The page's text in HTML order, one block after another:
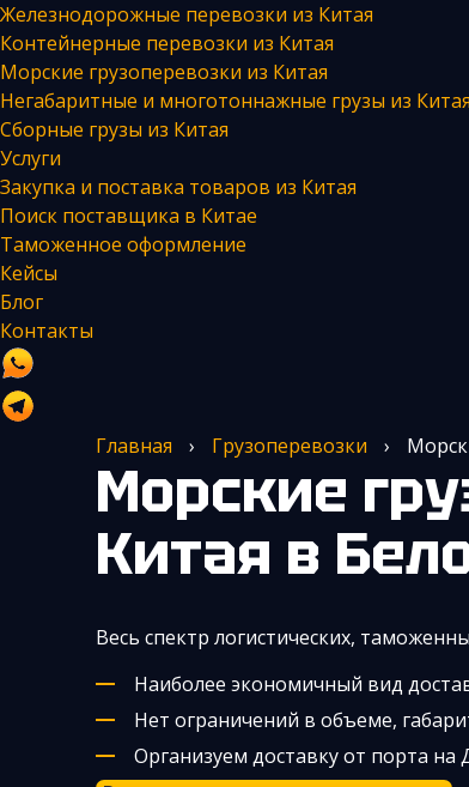
Железнодорожные перевозки из Китая
Контейнерные перевозки из Китая
Морские грузоперевозки из Китая
Негабаритные и многотоннажные грузы из Китая
Сборные грузы из Китая
Услуги
Закупка и поставка товаров из Китая
Поиск поставщика в Китае
Таможенное оформление
Кейсы
Блог
Контакты
Главная › Грузоперевозки ›
Морские грузоперевозки из
Китая в
Весь спектр логистических,
Наиболее экономичный вид
Нет ограничений в объеме,
Организуем доставку от порта